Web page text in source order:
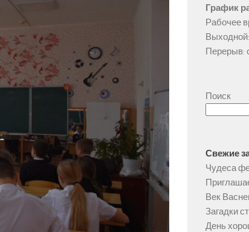
График
Рабочее
Перерыв:
Поиск
Свежие
Чудеса
Век
Загадки
День